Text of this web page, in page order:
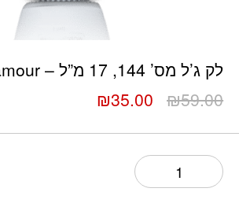
לק ג’ל מס’ 144, 17 מ”ל – Glamour
₪59.00
המחיר
היה:
₪59.00.
₪35.00 המחיר
הוא: